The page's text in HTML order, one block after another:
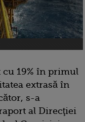
cu 19% în primul
extrasă în
s-a
al Direcţiei